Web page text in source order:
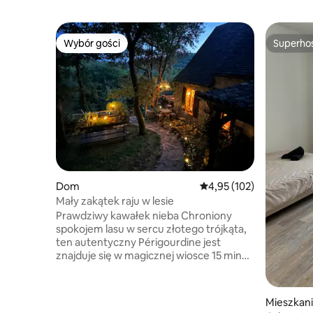
Wybór gości
Wybór gości
Dom Średnia ocena: 4,95 na
4,95 (102)
Mały zakątek raju w lesie
Prawdziwy kawałek nieba Chroniony
spokojem lasu w sercu złotego trójkąta,
ten autentyczny Périgourdine jest
znajduje się w magicznej wiosce 15 minut